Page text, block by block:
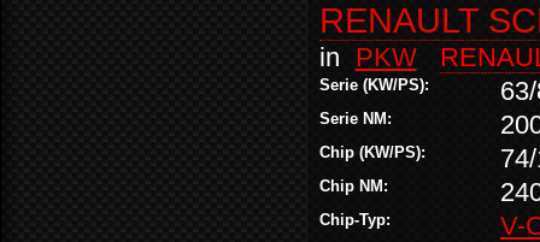
RENAULT
in PKW
Serie (KW/PS):
Serie NM:
Chip (KW/PS):
Chip NM:
Chip-Typ: V-